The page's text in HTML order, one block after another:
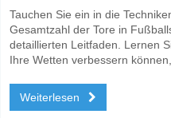
Tauchen Sie ein in die
Gesamtzahl der Tore in
detaillierten Leitfaden. Lernen
Ihre Wetten verbessern
Weiterlesen